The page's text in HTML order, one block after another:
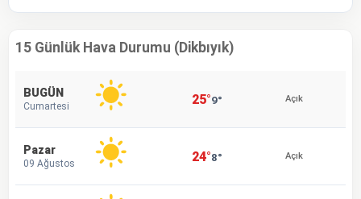
15 Günlük Hava Durumu (Dikbıyık)
BUGÜN
Cumartesi 25°9° Açık
Pazar
09 Ağustos 24°8° Açık